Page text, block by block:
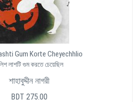
Gum Korte Cheyechhlio
লাশটি গুম করতে চেয়েছিল
শাহাবুদ্দীন নাগরী
BDT 275.00